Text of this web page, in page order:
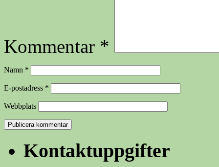
Kommentar *
Namn *
E-postadress *
Webbplats
Kontaktuppgifter